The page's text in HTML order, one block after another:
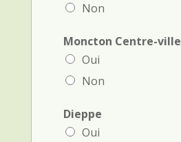
Non
Moncton Centre-ville
Oui
Non
Dieppe
Oui